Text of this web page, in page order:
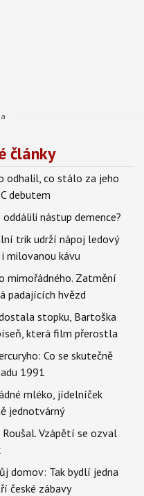
články
odhalil, co stálo za jeho
debutem
nástup demence?
trik udrží nápoj ledový
milovanou kávu
mimořádného. Zatmění
padajících hvězd
stopku, Bartoška
která film přerostla
Co se skutečně
1991
mléko, jídelníček
jednotvárný
Vzápětí se ozval
domov: Tak bydlí jedna
české zábavy